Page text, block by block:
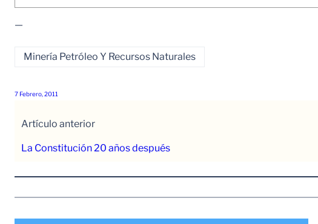
—
Minería Petróleo Y Recursos Naturales
7 Febrero, 2011
Artículo anterior
La Constitución 20 años después